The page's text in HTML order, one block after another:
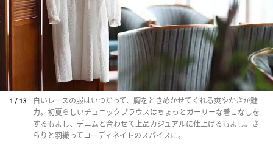
1 / 13
白いレースの服はいつだって、胸をときめかせてくれる爽やかさが魅
力。初夏らしいチュニックブラウスはちょっとガーリーな着こなしを
するもよし、デニムと合わせて上品カジュアルに仕上げるもよし。さ
らりと羽織ってコーディネイトのスパイスに。